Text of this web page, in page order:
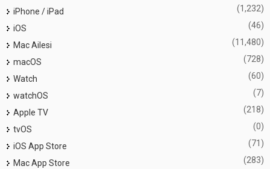
iPhone / iPad
(1,232)
iOS (46)
Mac Ailesi (11,480)
macOS (728)
Watch (60)
watchOS (7)
Apple TV (218)
tvOS (0)
iOS App Store (71)
Mac App Store (283)